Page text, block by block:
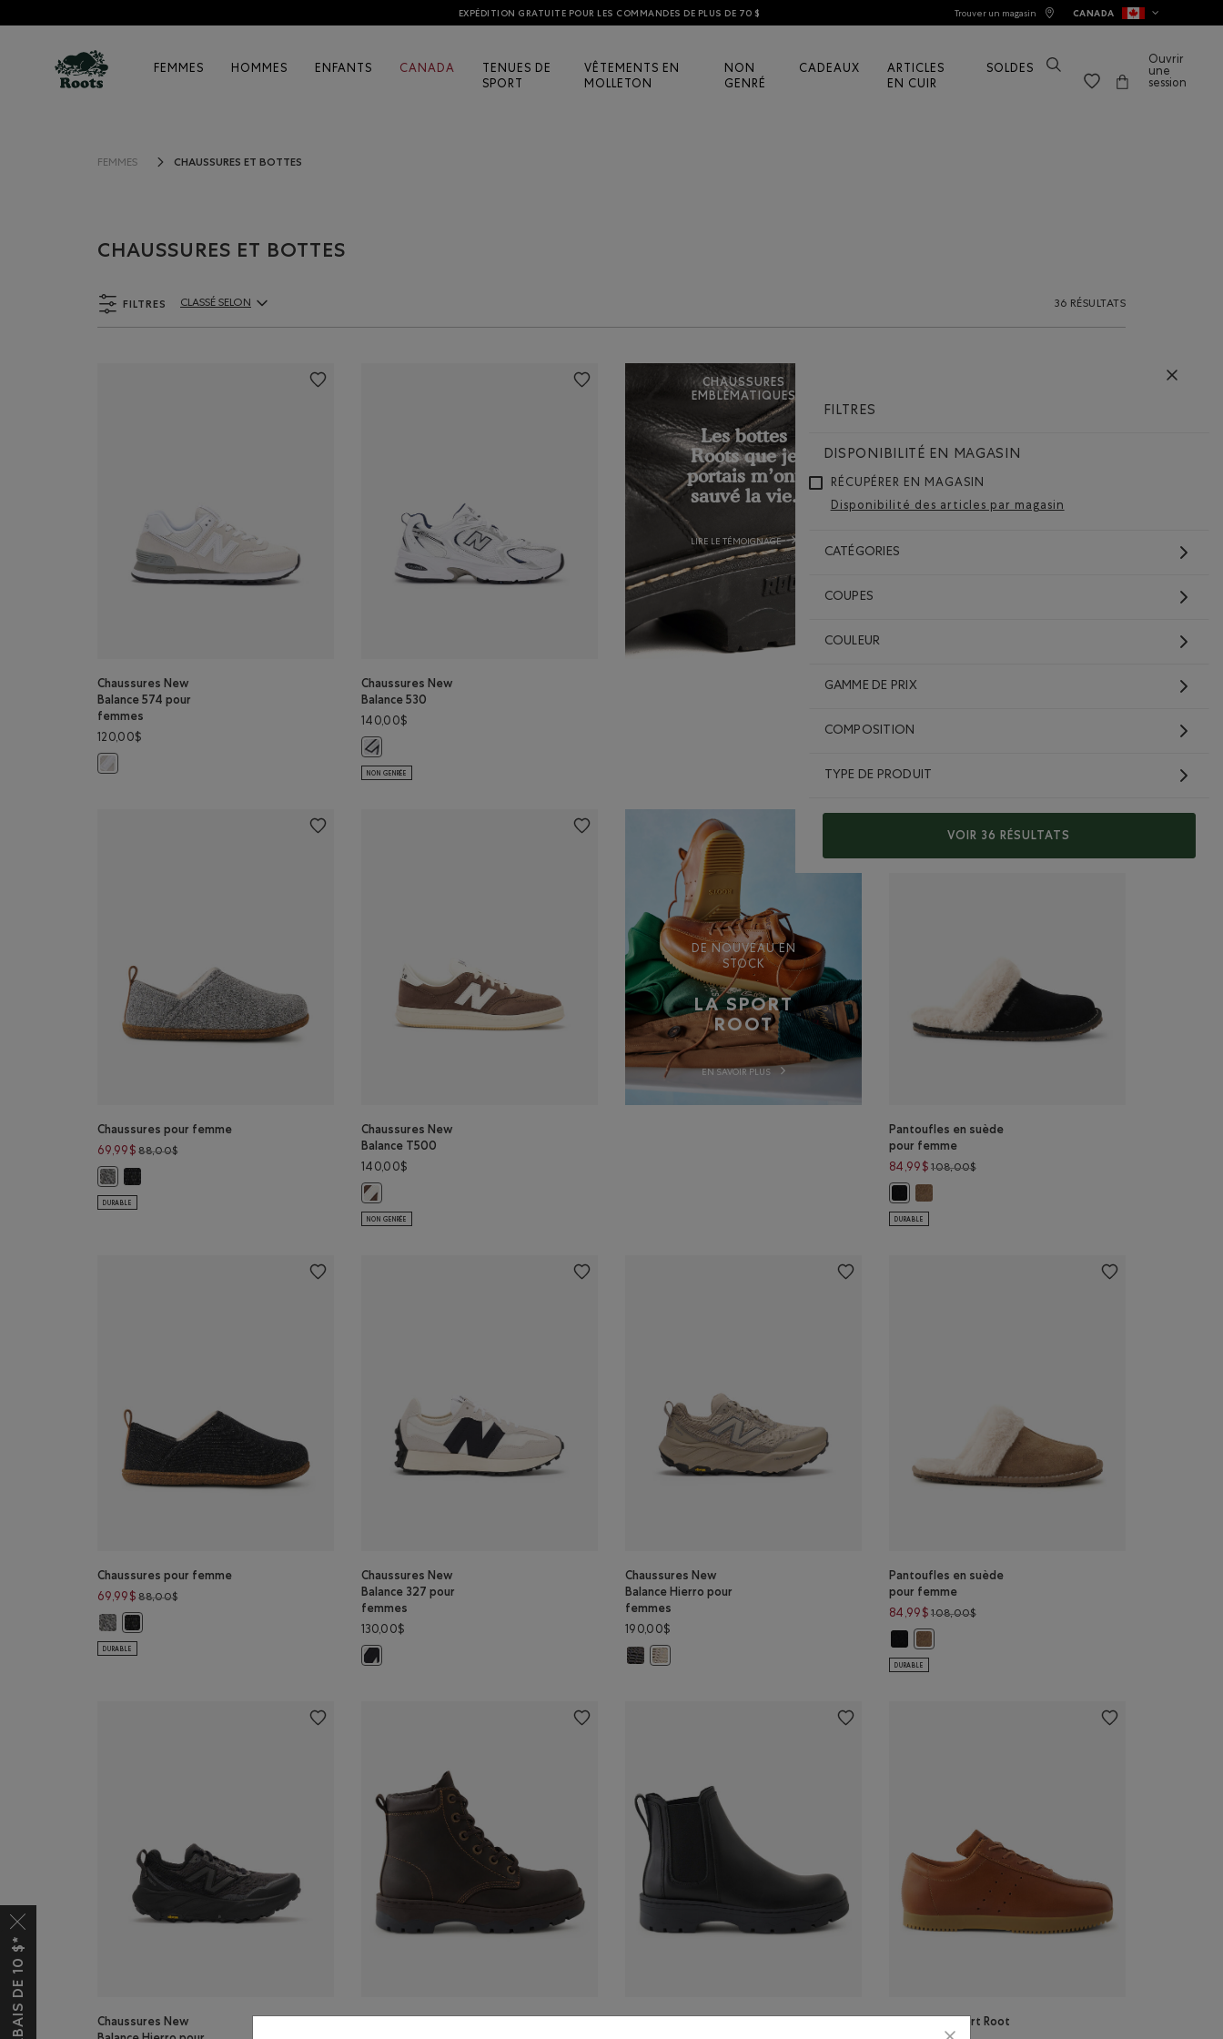
EXPÉDITION GRATUITE POUR LES COMMANDES DE PLUS DE 70 $ Trouver un magasin CANADA
FEMMES HOMMES ENFANTS CANADA
TENUES DE
SPORT
VÊTEMENTS EN
MOLLETON
NON
GENRÉ
CADEAUX
ARTICLES
EN CUIR
SOLDES
Ouvrir
une
session
FEMMES CHAUSSURES ET BOTTES
CHAUSSURES ET BOTTES
FILTRES
ClassÃ© selon Articles:
CLASSÉ SELON 36 RÉSULTATS
FILTRES
DISPONIBILITÉ EN MAGASIN
RÉCUPÉRER EN MAGASIN
Disponibilité des articles par magasin
CATÉGORIES
COUPES
COULEUR
GAMME DE PRIX
COMPOSITION
TYPE DE PRODUIT
VOIR 36 RÉSULTATS
Chaussures New
Balance 574 pour
femmes
120,00$
Chaussures New Balance 574 pour femmes: NUAGE NIMBUS/BLANC Couleur
Chaussures New
Balance 530
140,00$
Chaussures New Balance 530: BLANC/NATUREL/INDIGO Couleur
NON GENRÉE
CHAUSSURES
EMBLÉMATIQUES
Les bottes
Roots que je
portais m’ont
sauvé la vie.
LIRE LE TÉMOIGNAGE
Chaussures New
Chaussures pour femme
69,99$ 88,00$Prix réduit de 88,00$ à 69,99$
Chaussures pour femme: SEL ET POIVRE Couleur
Chaussures pour femme: POIVRE NOIR Couleur
DURABLE
Chaussures New
Balance T500
140,00$
Chaussures New Balance T500: CORTADO/SEL MARIN Couleur
NON GENRÉE
DE NOUVEAU EN
STOCK
LA SPORT
ROOT
EN SAVOIR PLUS
Pantoufles en suède
pour femme
84,99$ 108,00$Prix réduit de 108,00$ à 84,99$
DURABLE
Chaussures pour femme
69,99$ 88,00$Prix réduit de 88,00$ à 69,99$
Chaussures pour femme: SEL ET POIVRE Couleur
Chaussures pour femme: POIVRE NOIR Couleur
DURABLE
Chaussures New
Balance 327 pour
femmes
130,00$
Chaussures New Balance 327 pour femmes: SEL MARIN/BLANC Couleur
Chaussures New
Balance Hierro pour
femmes
190,00$
Chaussures New Balance Hierro pour femmes: CIMENT NOIR Couleur
Chaussures New Balance Hierro pour femmes: PIERRE ARIDE/CHÂTEAU Couleur
Pantoufles en suède
pour femme
84,99$ 108,00$Prix réduit de 108,00$ à 84,99$
Pantoufles en suède pour femme: NOIR Couleur
DURABLE
Chaussures New
Chaussure Sport Root